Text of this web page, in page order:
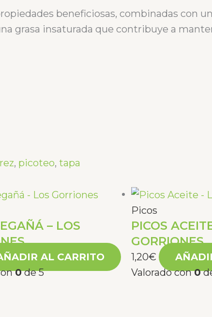
beneficiosas, combinadas con
grasa insaturada que contribuye a
, picoteo, tapa
– LOS
AL CARRITO
0de 5
Picos
PICOS
GORRIONES
1,20€
Valorado con0